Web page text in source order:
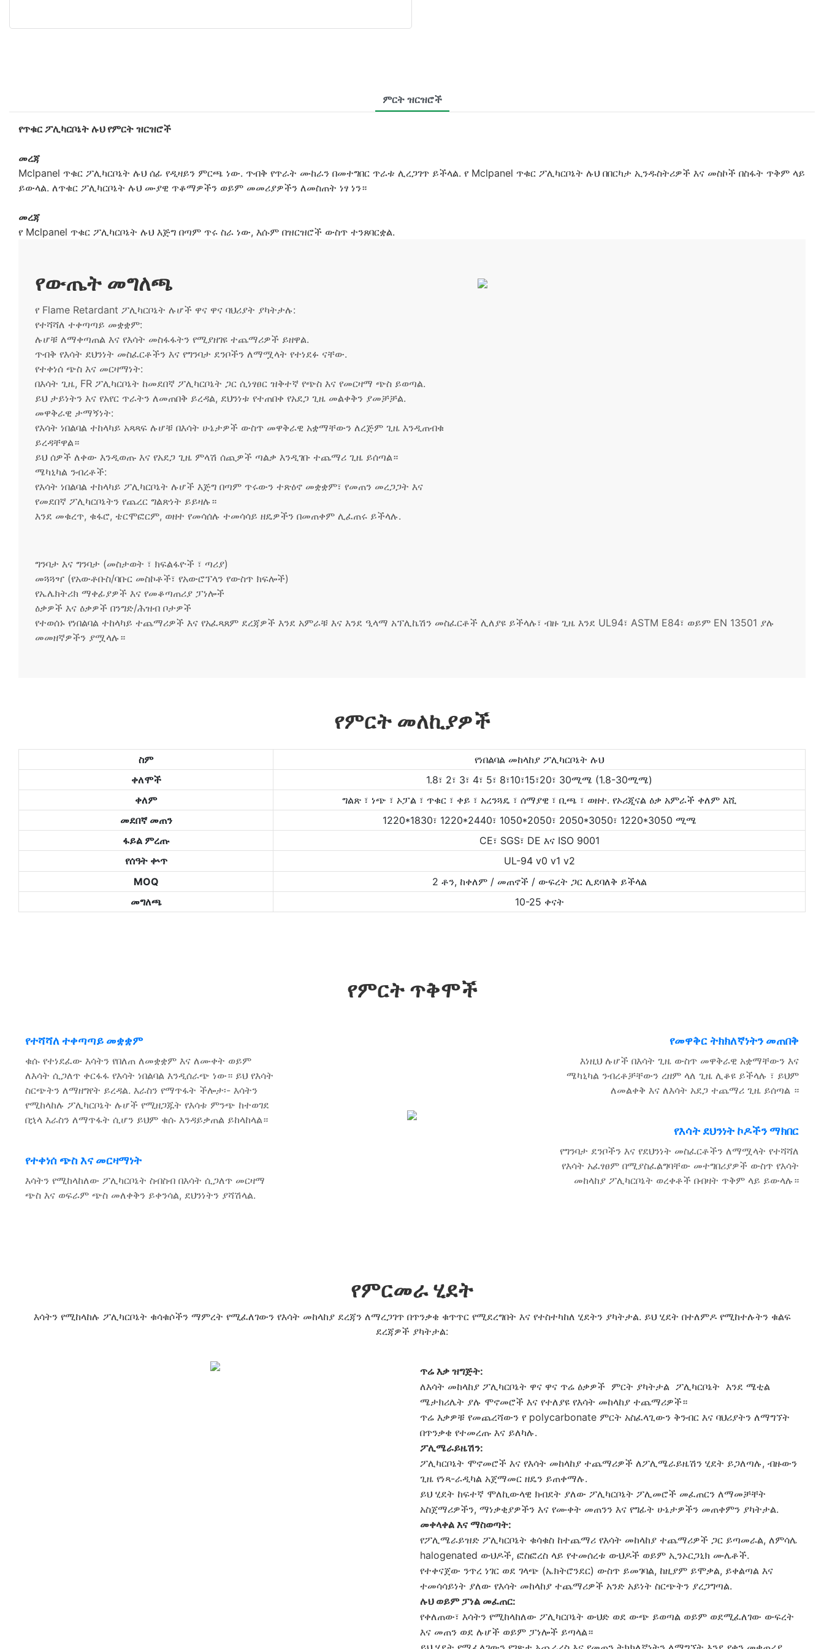
ምርት ዝርዝሮች
የጥቁር ፖሊካርቦኔት ሉህ የምርት ዝርዝሮች
መረጃ
Mclpanel ጥቁር ፖሊካርቦኔት ሉህ ሰፊ የዲዛይን ምርጫ ነው. ጥብቅ የጥራት ሙከራን በመተግበር ጥራቱ ሊረጋገጥ ይችላል. የ Mclpanel ጥቁር ፖሊካርቦኔት ሉህ በበርካታ ኢንዱስትሪዎች እና መስኮች በስፋት ጥቅም ላይ
ይውላል. ለጥቁር ፖሊካርቦኔት ሉህ ሙያዊ ጥቆማዎችን ወይም መመሪያዎችን ለመስጠት ነፃ ነን።
መረጃ
የ Mclpanel ጥቁር ፖሊካርቦኔት ሉህ እጅግ በጣም ጥሩ ስራ ነው, እሱም በዝርዝሮች ውስጥ ተንጸባርቋል.
የውጤት መግለጫ
የ Flame Retardant ፖሊካርቦኔት ሉሆች ዋና ዋና ባህሪያት ያካትታሉ:
የተሻሻለ ተቀጣጣይ መቋቋም:
ሉሆቹ ለማቀጣጠል እና የእሳት መስፋፋትን የሚያዘገዩ ተጨማሪዎች ይዘዋል.
ጥብቅ የእሳት ደህንነት መስፈርቶችን እና የግንባታ ደንቦችን ለማሟላት የተነደፉ ናቸው.
የተቀነሰ ጭስ እና መርዛማነት:
በእሳት ጊዜ, FR ፖሊካርቦኔት ከመደበኛ ፖሊካርቦኔት ጋር ሲነፃፀር ዝቅተኛ የጭስ እና የመርዛማ ጭስ ይወጣል.
ይህ ታይነትን እና የአየር ጥራትን ለመጠበቅ ይረዳል, ደህንነቱ የተጠበቀ የአደጋ ጊዜ መልቀቅን ያመቻቻል.
መዋቅራዊ ታማኝነት:
የእሳት ነበልባል ተከላካይ አጻጻፍ ሉሆቹ በእሳት ሁኔታዎች ውስጥ መዋቅራዊ አቋማቸውን ለረጅም ጊዜ እንዲጠብቁ
ይረዳቸዋል።
ይህ ሰዎች ለቀው እንዲወጡ እና የአደጋ ጊዜ ምላሽ ሰጪዎች ጣልቃ እንዲገቡ ተጨማሪ ጊዜ ይሰጣል።
ሜካኒካል ንብረቶች:
የእሳት ነበልባል ተከላካይ ፖሊካርቦኔት ሉሆች እጅግ በጣም ጥሩውን ተጽዕኖ መቋቋም፣ የመጠን መረጋጋት እና
የመደበኛ ፖሊካርቦኔትን የጨረር ግልጽነት ይይዛሉ።
እንደ መቁረጥ, ቁፋሮ, ቴርሞፎርም, ወዘተ የመሳሰሉ ተመሳሳይ ዘዴዎችን በመጠቀም ሊፈጠሩ ይችላሉ.
ግንባታ እና ግንባታ (መስታወት ፣ ክፍልፋዮች ፣ ጣሪያ)
መጓጓዣ (የአውቶቡስ/ባቡር መስኮቶች፣ የአውሮፕላን የውስጥ ክፍሎች)
የኤሌክትሪክ ማቀፊያዎች እና የመቆጣጠሪያ ፓነሎች
ዕቃዎች እና ዕቃዎች በንግድ/ሕዝብ ቦታዎች
የተወሰኑ የነበልባል ተከላካይ ተጨማሪዎች እና የአፈጻጸም ደረጃዎች እንደ አምራቹ እና እንደ ዒላማ አፕሊኬሽን መስፈርቶች ሊለያዩ ይችላሉ፣ ብዙ ጊዜ እንደ UL94፣ ASTM E84፣ ወይም EN 13501 ያሉ
መመዘኛዎችን ያሟላሉ።
የምርት መለኪያዎች
ስም
የነበልባል መከላከያ ፖሊካርቦኔት ሉህ
ቀለሞች
1.8፣ 2፣ 3፣ 4፣ 5፣ 8፣10፣15፣20፣ 30ሚሜ (1.8-30ሚሜ)
ቀለም
ግልጽ ፣ ነጭ ፣ ኦፓል ፣ ጥቁር ፣ ቀይ ፣ አረንጓዴ ፣ ሰማያዊ ፣ ቢጫ ፣ ወዘተ. የኦሪጂናል ዕቃ አምራች ቀለም እሺ
መደበኛ መጠን
1220*1830፣ 1220*2440፣ 1050*2050፣ 2050*3050፣ 1220*3050 ሚሜ
ፋይል ምረጡ
CE፣ SGS፣ DE እና ISO 9001
የሰዓት ቍጥ
UL-94 v0 v1 v2
MOQ
2 ቶን, ከቀለም / መጠኖች / ውፍረት ጋር ሊደባለቅ ይችላል
መግለጫ
10-25 ቀናት
የምርት ጥቅሞች
የተሻሻለ ተቀጣጣይ መቋቋም
ቁሱ የተነደፈው እሳትን የበለጠ ለመቋቋም እና ለሙቀት ወይም
ለእሳት ሲጋለጥ ቀርፋፋ የእሳት ነበልባል እንዲሰራጭ ነው። ይህ የእሳት
ስርጭትን ለማዘግየት ይረዳል. እራስን የማጥፋት ችሎታ፡- እሳትን
የሚከላከሉ ፖሊካርቦኔት ሉሆች የሚዘጋጁት የእሳቱ ምንጭ ከተወገደ
በኋላ እራስን ለማጥፋት ሲሆን ይህም ቁሱ እንዳይቃጠል ይከላከላል።
የተቀነሰ ጭስ እና መርዛማነት
እሳትን የሚከላከለው ፖሊካርቦኔት ስብስብ በእሳት ሲጋለጥ መርዛማ
ጭስ እና ወፍራም ጭስ መለቀቅን ይቀንሳል, ደህንነትን ያሻሽላል.
የመዋቅር ትክክለኛነትን መጠበቅ
እነዚህ ሉሆች በእሳት ጊዜ ውስጥ መዋቅራዊ አቋማቸውን እና
ሜካኒካል ንብረቶቻቸውን ረዘም ላለ ጊዜ ሊቆዩ ይችላሉ ፣ ይህም
ለመልቀቅ እና ለእሳት አደጋ ተጨማሪ ጊዜ ይሰጣል ።
የእሳት ደህንነት ኮዶችን ማክበር
የግንባታ ደንቦችን እና የደህንነት መስፈርቶችን ለማሟላት የተሻሻለ
የእሳት አፈፃፀም በሚያስፈልግባቸው መተግበሪያዎች ውስጥ የእሳት
መከላከያ ፖሊካርቦኔት ወረቀቶች በብዛት ጥቅም ላይ ይውላሉ።
የምርመራ ሂደት
እሳትን የሚከላከሉ ፖሊካርቦኔት ቁሳቁሶችን ማምረት የሚፈለገውን የእሳት መከላከያ ደረጃን ለማረጋገጥ በጥንቃቄ ቁጥጥር የሚደረግበት እና የተስተካከለ ሂደትን ያካትታል. ይህ ሂደት በተለምዶ የሚከተሉትን ቁልፍ
ደረጃዎች ያካትታል:
ጥሬ እቃ ዝግጅት:
ለእሳት መከላከያ ፖሊካርቦኔት ዋና ዋና ጥሬ ዕቃዎች ምርት ያካትታል ፖሊካርቦኔት እንደ ሜቲል
ሜታክሪሌት ያሉ ሞኖመሮች እና የተለያዩ የእሳት መከላከያ ተጨማሪዎች።
ጥሬ እቃዎቹ የመጨረሻውን የ polycarbonate ምርት አስፈላጊውን ቅንብር እና ባህሪያትን ለማግኘት
በጥንቃቄ የተመረጡ እና ይለካሉ.
ፖሊሜራይዜሽን:
ፖሊካርቦኔት ሞኖመሮች እና የእሳት መከላከያ ተጨማሪዎች ለፖሊሜራይዜሽን ሂደት ይጋለጣሉ, ብዙውን
ጊዜ የነጻ-ራዲካል አጀማመር ዘዴን ይጠቀማሉ.
ይህ ሂደት ከፍተኛ ሞለኪውላዊ ክብደት ያለው ፖሊካርቦኔት ፖሊመሮች መፈጠርን ለማመቻቸት
አስጀማሪዎችን, ማነቃቂያዎችን እና የሙቀት መጠንን እና የግፊት ሁኔታዎችን መጠቀምን ያካትታል.
መቀላቀል እና ማስወጣት:
የፖሊሜራይዝድ ፖሊካርቦኔት ቁሳቁስ ከተጨማሪ የእሳት መከላከያ ተጨማሪዎች ጋር ይጣመራል, ለምሳሌ
halogenated ውህዶች, ፎስፎረስ ላይ የተመሰረቱ ውህዶች ወይም ኢንኦርጋኒክ ሙሌቶች.
የተቀናጀው ንጥረ ነገር ወደ ገላጭ (ኤክትሮንደር) ውስጥ ይመገባል, ከዚያም ይሞቃል, ይቀልጣል እና
ተመሳሳይነት ያለው የእሳት መከላከያ ተጨማሪዎች አንድ አይነት ስርጭትን ያረጋግጣል.
ሉህ ወይም ፓነል መፈጠር:
የቀለጠው፣ እሳትን የሚከላከለው ፖሊካርቦኔት ውህድ ወደ ውጭ ይወጣል ወይም ወደሚፈለገው ውፍረት
እና መጠን ወደ ሉሆች ወይም ፓነሎች ይጣላል።